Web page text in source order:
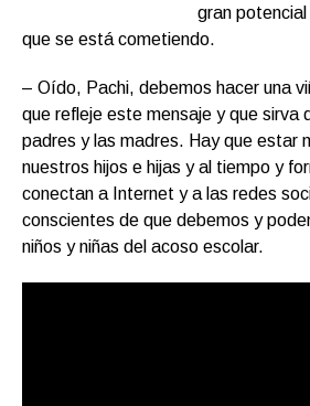
gran
que se está cometiendo.
– Oído, Pachi, debemos hacer una
que refleje este mensaje y que sirva
padres y las madres. Hay que estar
nuestros hijos e hijas y al tiempo y
conectan a Internet y a las redes
conscientes de que debemos y
niños y niñas del acoso escolar.